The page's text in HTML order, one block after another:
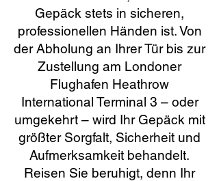
Gepäck stets in sicheren,
professionellen Händen ist. Von
der Abholung an Ihrer Tür bis zur
Zustellung am Londoner
Flughafen Heathrow
International Terminal 3 – oder
umgekehrt – wird Ihr Gepäck mit
größter Sorgfalt, Sicherheit und
Aufmerksamkeit behandelt.
Reisen Sie beruhigt, denn Ihr